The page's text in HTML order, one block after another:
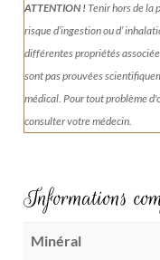
ATTENTION !Tenirhors de la
risque d’ingestion ou d’
différentes propriétés
sont pas prouvées
médical. Pour tout problème
consulter votre médecin.
Informations
Minéral